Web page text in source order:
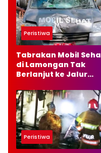
Peristiwa
Tabrakan Mobil
di Lamongan Tak
Berlanjut ke Jalur
Peristiwa